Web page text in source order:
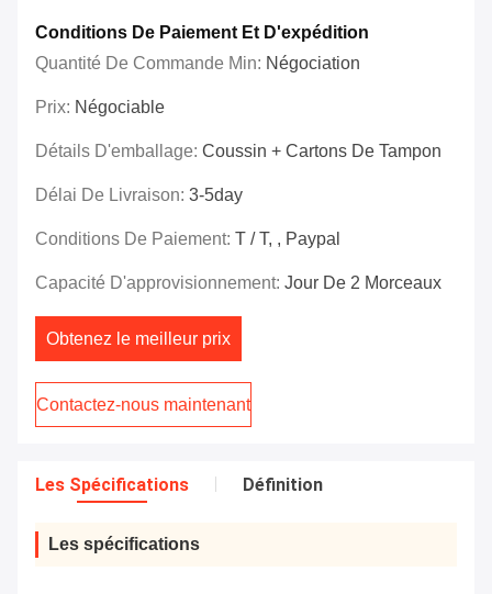
Conditions De Paiement Et D'expédition
Quantité De Commande Min: Négociation
Prix: Négociable
Détails D'emballage: Coussin + Cartons De Tampon
Délai De Livraison: 3-5day
Conditions De Paiement: T / T, , Paypal
Capacité D'approvisionnement: Jour De 2 Morceaux
Obtenez le meilleur prix
Contactez-nous maintenant
Les Spécifications Définition
Les spécifications